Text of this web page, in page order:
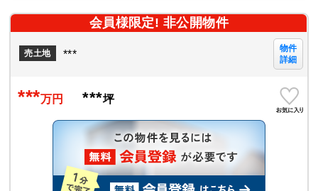
会員様限定! 非公開物件
売土地 ***
物件
詳細
***万円 ***坪